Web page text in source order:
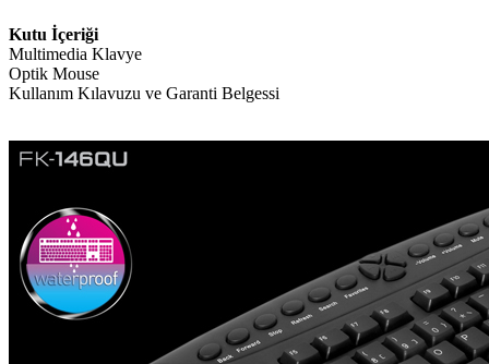
Kutu İçeriği
Multimedia Klavye
Optik Mouse
Kullanım Kılavuzu ve Garanti Belgessi